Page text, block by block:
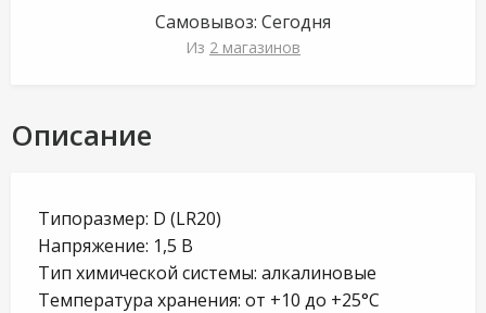
Самовывоз: Сегодня
Из 2 магазинов
Описание
Типоразмер: D (LR20)
Напряжение: 1,5 В
Тип химической системы: алкалиновые
Температура хранения: от +10 до +25°С